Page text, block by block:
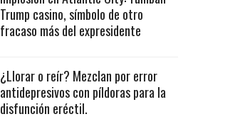
Trump casino, símbolo de otro
fracaso más del expresidente
¿Llorar o reír? Mezclan por error
antidepresivos con píldoras para la
disfunción eréctil.